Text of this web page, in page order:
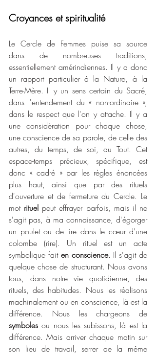
Croyances et spiritualité
Le Cercle de Femmes puise sa source
dans de nombreuses traditions,
essentiellement amérindiennes. Il y a donc
un rapport particulier à la Nature, à la
Terre-Mère. Il y un sens certain du Sacré,
dans l'entendement du « non-ordinaire »,
dans le respect que l'on y attache. Il y a
une considération pour chaque chose,
une conscience de sa parole, de celle des
autres, du temps, de soi, du Tout. Cet
espace-temps précieux, spécifique, est
donc « cadré » par les règles énoncées
plus haut, ainsi que par des rituels
d'ouverture et de fermeture du Cercle. Le
mot rituel peut effrayer parfois, mais il ne
s'agit pas, à ma connaissance, d'égorger
un poulet ou de lire dans le cœur d'une
colombe (rire). Un rituel est un acte
symbolique fait en conscience. Il s'agit de
quelque chose de structurant. Nous avons
tous, dans notre vie quotidienne, des
rituels, des habitudes. Nous les réalisons
machinalement ou en conscience, là est la
symboles ou nous les subissons, là est la
différence. Mais arriver chaque matin sur
son lieu de travail, serrer de la même